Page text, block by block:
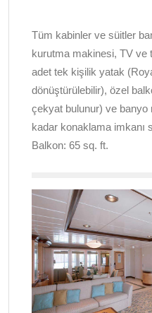
Tüm kabinler ve süitler
kurutma makinesi, TV ve
adet tek kişilik yatak
dönüştürülebilir), özel
çekyat bulunur) ve
kadar konaklama imkanı
Balkon: 65 sq. ft.